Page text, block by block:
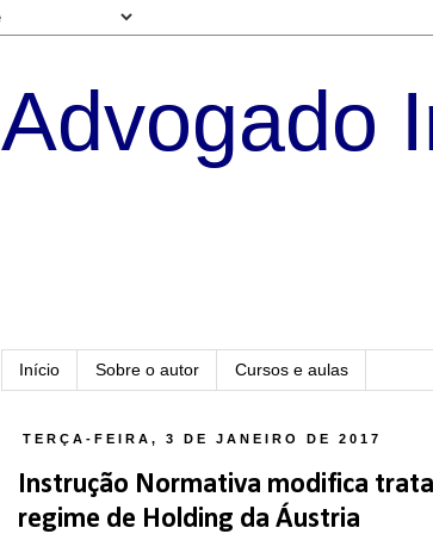
Advogado
Início Sobre o autor Cursos e aulas
TERÇA-FEIRA, 3 DE JANEIRO DE 2017
Instrução Normativa modifica
regime de Holding da Áustria